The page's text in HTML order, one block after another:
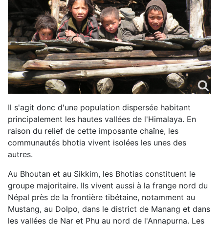
Il s'agit donc d'une population dispersée habitant
principalement les hautes vallées de l'Himalaya. En
raison du relief de cette imposante chaîne, les
communautés bhotia vivent isolées les unes des
autres.
Au Bhoutan et au Sikkim, les Bhotias constituent le
groupe majoritaire. Ils vivent aussi à la frange nord du
Népal près de la frontière tibétaine, notamment au
Mustang, au Dolpo, dans le district de Manang et dans
les vallées de Nar et Phu au nord de l'Annapurna. Les